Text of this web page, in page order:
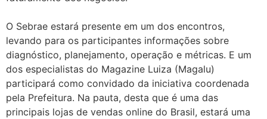
O Sebrae estará presente em um dos encontros,
levando para os participantes informações sobre
diagnóstico, planejamento, operação e métricas. E um
dos especialistas do Magazine Luiza (Magalu)
participará como convidado da iniciativa coordenada
pela Prefeitura. Na pauta, desta que é uma das
principais lojas de vendas online do Brasil, estará uma